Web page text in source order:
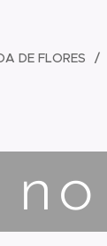
DE FLORES